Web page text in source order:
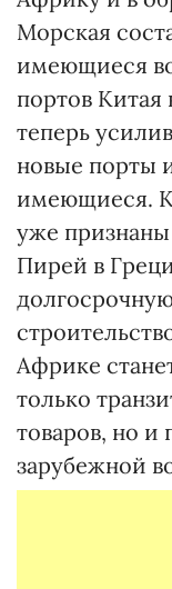
Морская
имеющиеся
портов Китая
теперь
новые порты
имеющиеся.
уже признаны
Пирей в
Африке
только
товаров, но и
зарубежной